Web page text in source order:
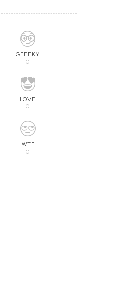
GEEEKY
0
LOVE
0
WTF
0